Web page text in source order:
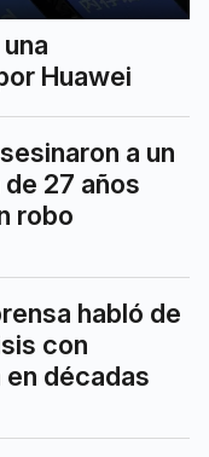
Huawei
a un
27 años
robo
habló de
con
décadas